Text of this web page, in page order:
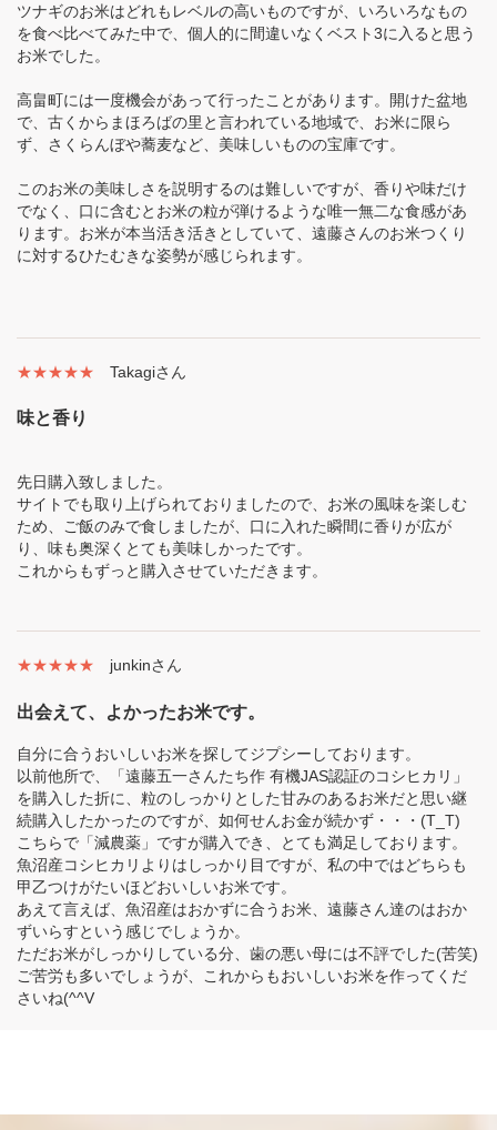
ツナギのお米はどれもレベルの高いものですが、いろいろなもの
を食べ比べてみた中で、個人的に間違いなくベスト3に入ると思う
お米でした。
高畠町には一度機会があって行ったことがあります。開けた盆地
で、古くからまほろばの里と言われている地域で、お米に限ら
ず、さくらんぼや蕎麦など、美味しいものの宝庫です。
このお米の美味しさを説明するのは難しいですが、香りや味だけ
でなく、口に含むとお米の粒が弾けるような唯一無二な食感があ
ります。お米が本当活き活きとしていて、遠藤さんのお米つくり
に対するひたむきな姿勢が感じられます。
★★★★★ Takagiさん
味と香り
先日購入致しました。
サイトでも取り上げられておりましたので、お米の風味を楽しむ
ため、ご飯のみで食しましたが、口に入れた瞬間に香りが広が
り、味も奥深くとても美味しかったです。
これからもずっと購入させていただきます。
★★★★★ junkinさん
出会えて、よかったお米です。
自分に合うおいしいお米を探してジプシーしております。
以前他所で、「遠藤五一さんたち作 有機JAS認証のコシヒカリ」
を購入した折に、粒のしっかりとした甘みのあるお米だと思い継
続購入したかったのですが、如何せんお金が続かず・・・(T_T)
こちらで「減農薬」ですが購入でき、とても満足しております。
魚沼産コシヒカリよりはしっかり目ですが、私の中ではどちらも
甲乙つけがたいほどおいしいお米です。
あえて言えば、魚沼産はおかずに合うお米、遠藤さん達のはおか
ずいらすという感じでしょうか。
ただお米がしっかりしている分、歯の悪い母には不評でした(苦笑)
ご苦労も多いでしょうが、これからもおいしいお米を作ってくだ
さいね(^^V